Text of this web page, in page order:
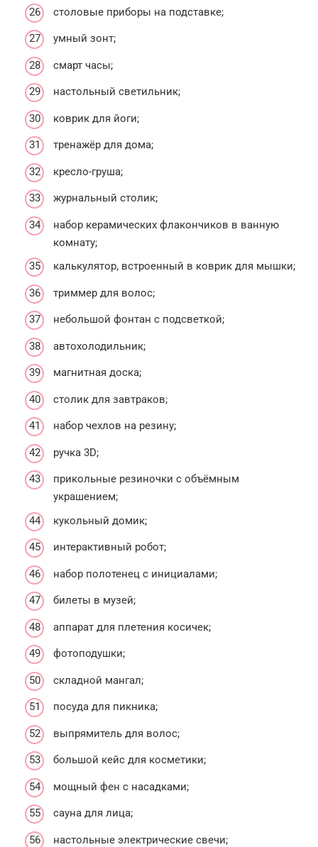
столовые приборы на подставке;
умный зонт;
смарт часы;
настольный светильник;
коврик для йоги;
тренажёр для дома;
кресло-груша;
журнальный столик;
набор керамических флакончиков в ванную
комнату;
калькулятор, встроенный в коврик для мышки;
триммер для волос;
небольшой фонтан с подсветкой;
автохолодильник;
магнитная доска;
столик для завтраков;
набор чехлов на резину;
ручка 3D;
прикольные резиночки с объёмным
украшением;
кукольный домик;
интерактивный робот;
набор полотенец с инициалами;
билеты в музей;
аппарат для плетения косичек;
фотоподушки;
складной мангал;
посуда для пикника;
выпрямитель для волос;
большой кейс для косметики;
мощный фен с насадками;
сауна для лица;
настольные электрические свечи;